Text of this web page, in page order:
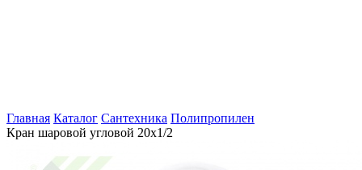
Главная Каталог Сантехника Полипропилен
Кран шаровой угловой 20х1/2